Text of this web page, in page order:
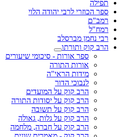
תפילה
ספר הכוזרי לרבי יהודה הלוי
רמב"ם
רמח"ל
רבי נחמן מברסלב
הרב קוק ותורתו
ספר אורות - סיכומי שיעורים
אורות התורה
מידות הראי"ה
לנבוכי הדור
הרב קוק על המועדים
הרב קוק על יסודות התורה
הרב קוק על תשובה
הרב קוק על גלות, גאולה
הרב קוק על חברה, מלחמה